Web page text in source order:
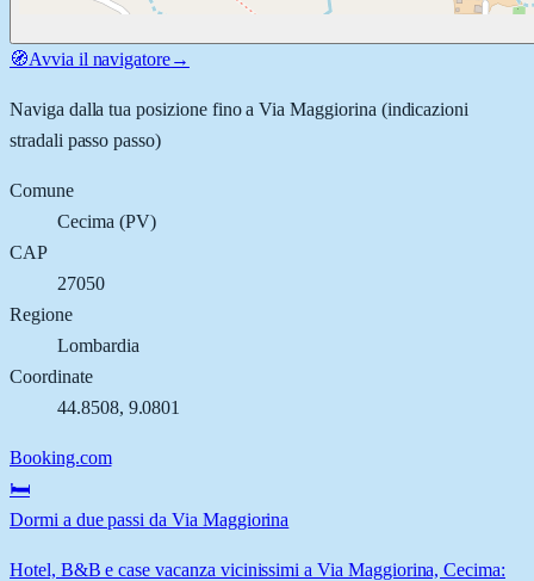
🧭Avvia il navigatore→
Naviga dalla tua posizione fino aVia Maggiorina (indicazioni
stradali passo passo)
Comune
Cecima (PV)
CAP
27050
Regione
Lombardia
Coordinate
44.8508, 9.0801
Booking.com
🛏️
Dormi a due passi da Via Maggiorina
Hotel, B&B e case vacanza vicinissimi a Via Maggiorina, Cecima: